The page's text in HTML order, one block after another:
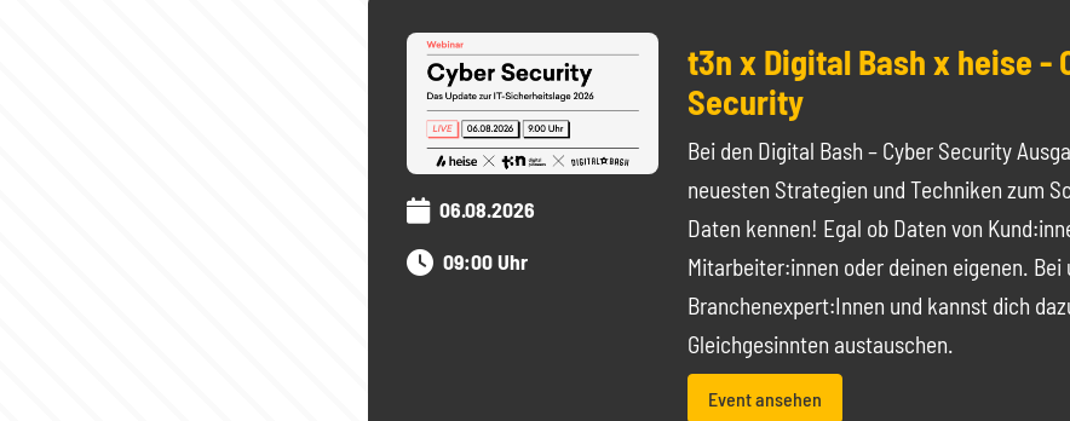
06.08.2026
09:00 Uhr
t3n x Digital Bash x heise -
Security
Bei den Digital Bash – Cyber Security
neuesten Strategien und Techniken zum
Daten kennen! Egal ob Daten von
Mitarbeiter:innen oder deinen eigenen. Bei
Branchenexpert:Innen und kannst dich
Gleichgesinnten austauschen.
Event ansehen